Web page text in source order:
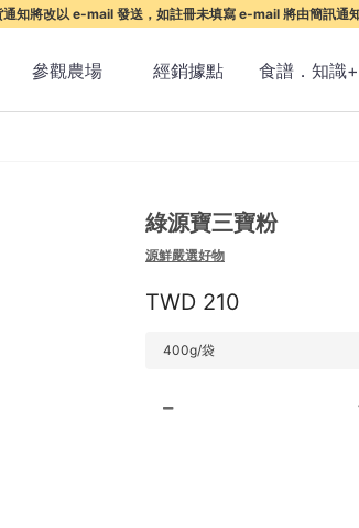
知將改以 e-mail 發送，如註冊未填寫 e-mail 將由簡訊通知
參觀農場 經銷據點 食譜．知識+
綠源寶三寶粉
源鮮嚴選好物
210
400g/袋